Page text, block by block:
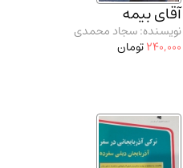
آقای بیمه
نویسنده: سجاد محمدی
240,000تومان